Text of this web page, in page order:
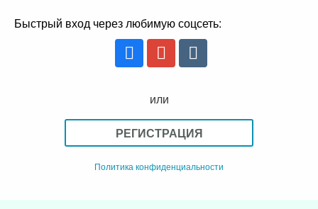
Быстрый вход через любимую соцсеть:
или
РЕГИСТРАЦИЯ
Политика конфиденциальности